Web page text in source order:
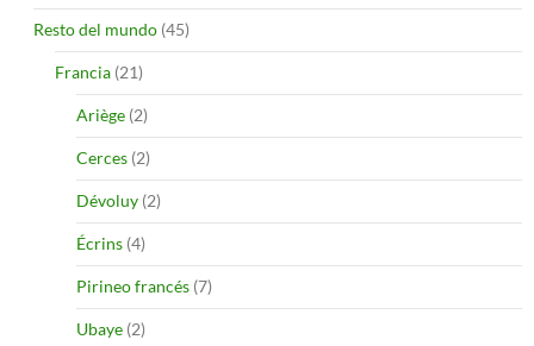
Resto del mundo (45)
Francia (21)
Ariège (2)
Cerces (2)
Dévoluy (2)
Écrins (4)
Pirineo francés (7)
Ubaye (2)